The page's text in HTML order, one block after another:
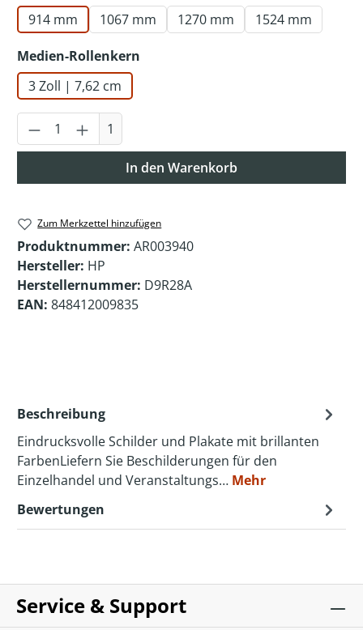
914 mm
1067 mm 1270 mm 1524 mm
Medien-Rollenkern
3 Zoll | 7,62 cm
Produkt Anzahl: Gib den gewünschten
1
In den Warenkorb
Zum Merkzettel hinzufügen
Produktnummer: AR003940
Hersteller: HP
Herstellernummer: D9R28A
EAN: 848412009835
Beschreibung
Eindrucksvolle Schilder und Plakate mit brillanten
FarbenLiefern Sie Beschilderungen für den
Einzelhandel und Veranstaltungs… Mehr
Bewertungen
Service & Support